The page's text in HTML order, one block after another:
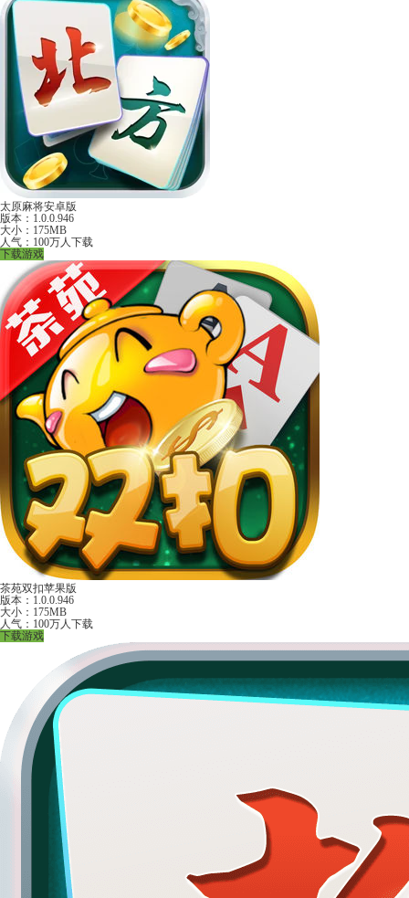
太原麻将安卓版
版本：1.0.0.946
大小：175MB
人气：100万人下载
下载游戏
茶苑双扣苹果版
版本：1.0.0.946
大小：175MB
人气：100万人下载
下载游戏